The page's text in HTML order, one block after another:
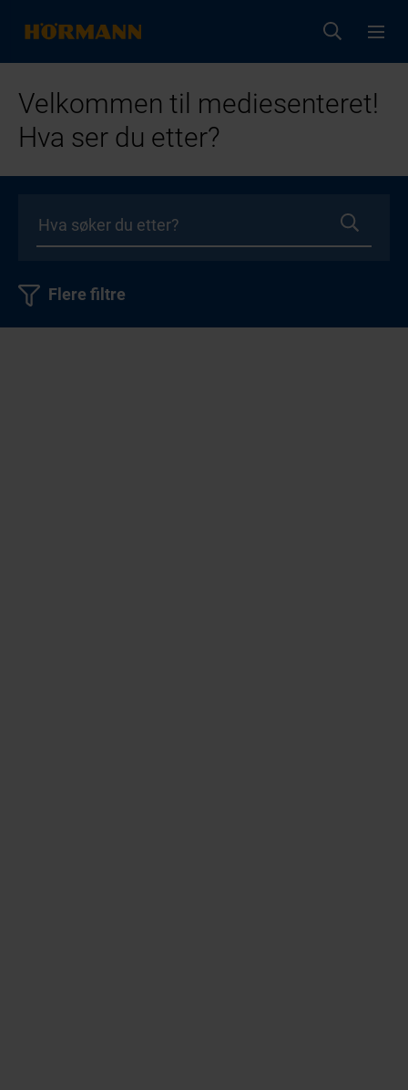
Velkommen til mediesenteret!
Hva ser du etter?
Flere filtre